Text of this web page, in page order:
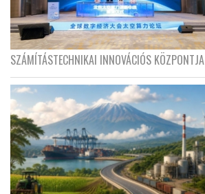
SZÁMÍTÁSTECHNIKAI INNOVÁCIÓS KÖZPONTJA